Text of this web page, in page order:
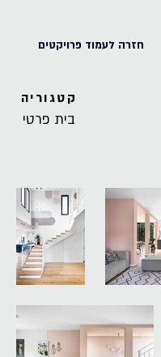
חזרה לעמוד פרויקטים
קטגוריה
בית פרטי